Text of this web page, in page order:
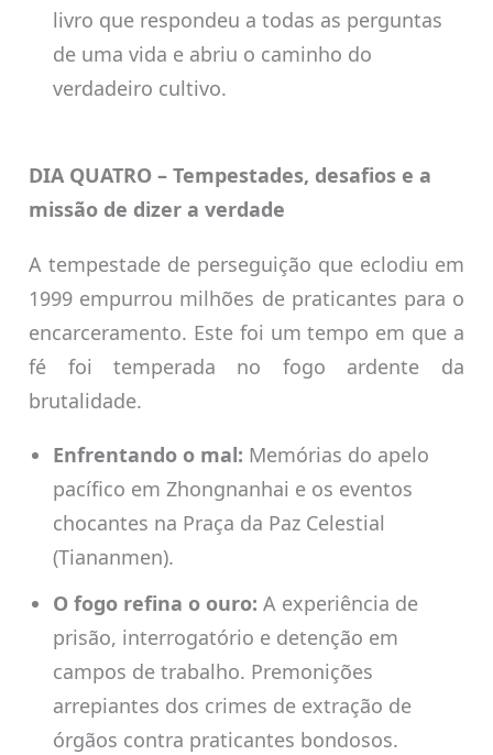
livro que respondeu a todas as perguntas
de uma vida e abriu o caminho do
verdadeiro cultivo.
DIA QUATRO – Tempestades, desafios e a
missão de dizer a verdade
A tempestade de perseguição que eclodiu em
1999 empurrou milhões de praticantes para o
encarceramento. Este foi um tempo em que a
fé foi temperada no fogo ardente da
brutalidade.
Enfrentando o mal: Memórias do apelo
pacífico em Zhongnanhai e os eventos
chocantes na Praça da Paz Celestial
(Tiananmen).
O fogo refina o ouro: A experiência de
prisão, interrogatório e detenção em
campos de trabalho. Premonições
arrepiantes dos crimes de extração de
órgãos contra praticantes bondosos.